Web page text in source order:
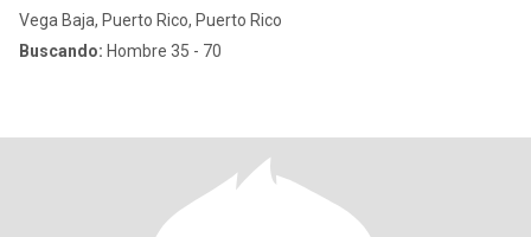
Vega Baja, Puerto Rico, Puerto Rico
Buscando: Hombre 35 - 70